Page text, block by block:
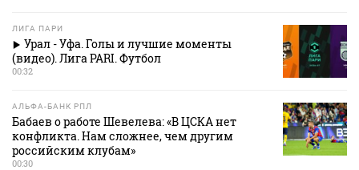
ЛИГА ПАРИ
Урал - Уфа. Голы и лучшие моменты
(видео). Лига PARI. Футбол
00:32
АЛЬФА-БАНК РПЛ
Бабаев о работе Шевелева: «В ЦСКА нет
конфликта. Нам сложнее, чем другим
российским клубам»
00:30